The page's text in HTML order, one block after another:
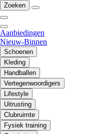
Zoeken
Aanbiedingen
Nieuw-Binnen
Schoenen
Kleding
Handballen
Vertegenwoordigers
Lifestyle
Uitrusting
Clubruimte
Fysiek training